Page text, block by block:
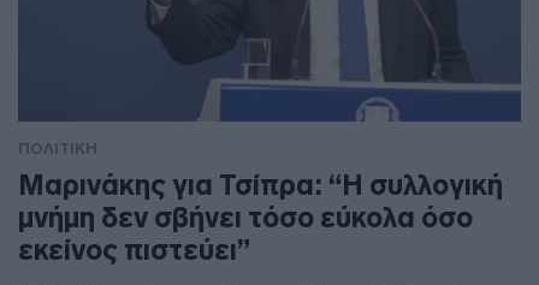
ΠΟΛΙΤΙΚΗ
Μαρινάκης για Τσίπρα: “Η συλλογική
μνήμη δεν σβήνει τόσο εύκολα όσο
εκείνος πιστεύει”